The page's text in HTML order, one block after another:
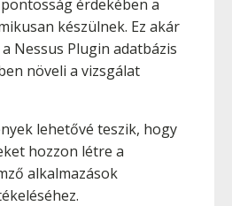
érdekében a
készülnek. Ez akár
Nessus Plugin adatbázis
növeli a vizsgálat
lehetővé teszik, hogy
hozzon létre a
alkalmazások